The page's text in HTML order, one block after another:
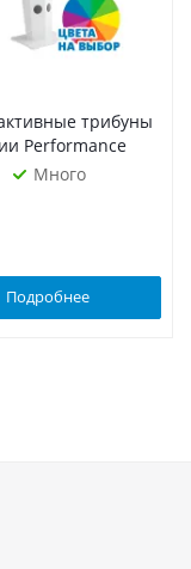
трибуны
Performance
Много
Подробнее